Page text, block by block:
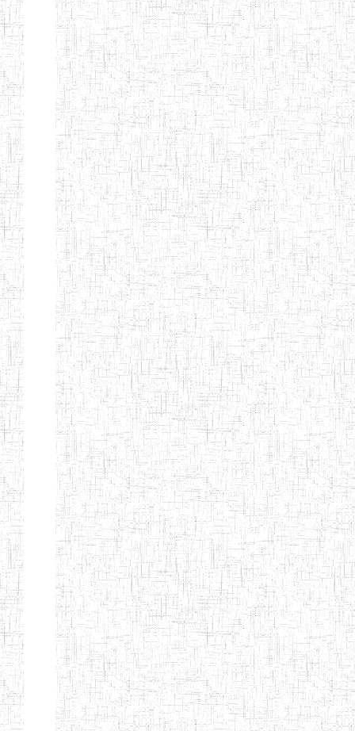
Afficher Page 13 sur 13 Total: 307
Début Préc. 4 5 6 7 8
9
13
Suivant Fin
GTTC
MAMFE
03/11/1983 ENIEG Public
GBTTC
KUMBA
25/08/1978 ENIEG Public
GTTTC
KUMBA
13/08/2013 ENIET Public
GTTC AKWA-
BAKASSI
27/08/2013 ENIEG Public
GTTC
MUNDEMBA
01/08/1997 ENIEG Public
Etablissements
d'enseignement
secondaire
technique
et
professionnel